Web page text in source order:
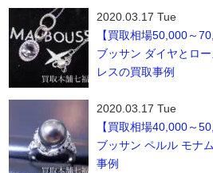
2020.03.17 Tue
【買取相場50,000～
ブッサン ダイヤとロ
レスの買取事例
2020.03.17 Tue
【買取相場40,000～
ブッサン ペルル モナ
事例